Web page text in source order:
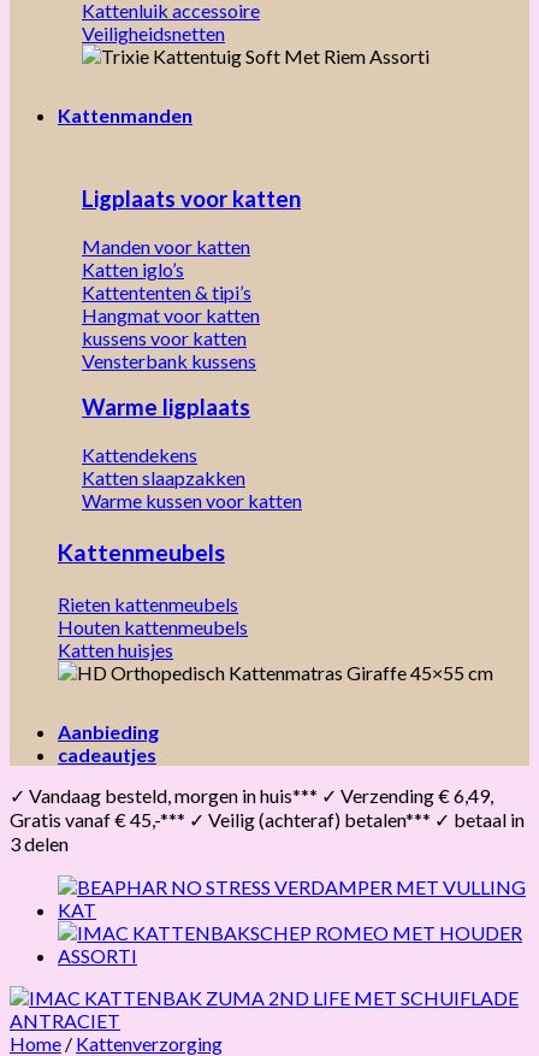
Kattenluik accessoire
Veiligheidsnetten
Kattenmanden
Ligplaats voor katten
Manden voor katten
Katten iglo’s
Kattententen & tipi’s
Hangmat voor katten
kussens voor katten
Vensterbank kussens
Warme ligplaats
Kattendekens
Katten slaapzakken
Warme kussen voor katten
Kattenmeubels
Rieten kattenmeubels
Houten kattenmeubels
Katten huisjes
Aanbieding
cadeautjes
✓ Vandaag besteld, morgen in huis*** ✓ Verzending € 6,49,
Gratis vanaf € 45,-*** ✓ Veilig (achteraf) betalen*** ✓ betaal in
3 delen
Home / Kattenverzorging